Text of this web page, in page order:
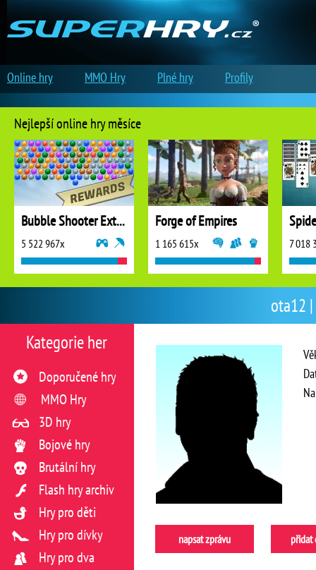
ota12
napsat zprávu přidat
Kategorie her
Doporučené hry
MMO Hry
3D hry
Bojové hry
Brutální hry
Flash hry archiv
Hry pro děti
Hry pro dívky
Hry pro dva
Nejlepší online hry měsíce
Bubble Shooter Extreme
5 522 967x
Forge of Empires
1 165 615x 7 018
Online hry MMO Hry Plné hry Profily